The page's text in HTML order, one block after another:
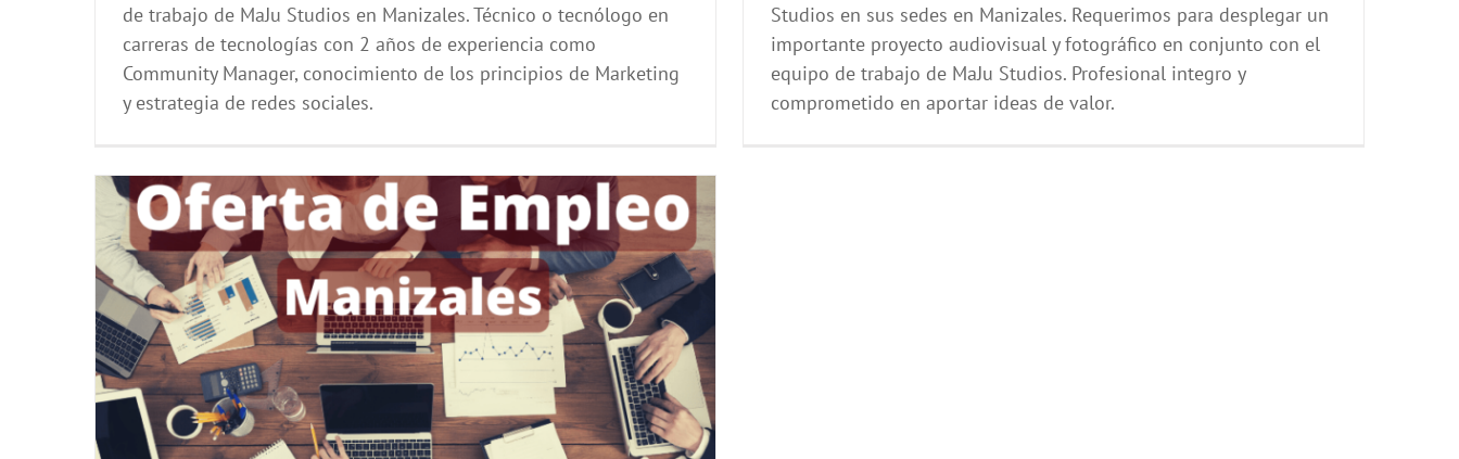
de trabajo de MaJu Studios en Manizales. Técnico o tecnólogo en
carreras de tecnologías con 2 años de experiencia como
Community Manager, conocimiento de los principios de Marketing
y estrategia de redes sociales.
Studios en sus sedes en Manizales. Requerimos para desplegar un
importante proyecto audiovisual y fotográfico en conjunto con el
equipo de trabajo de MaJu Studios. Profesional integro y
comprometido en aportar ideas de valor.